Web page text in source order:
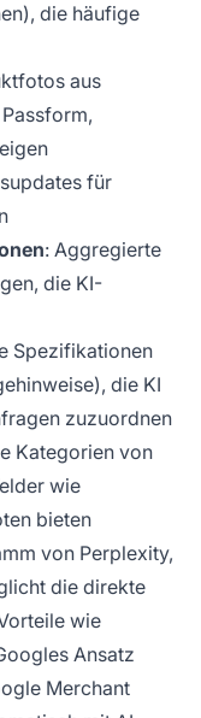
die häufige
aus
für
: Aggregierte
die KI-
Spezifikationen
die KI
zuzuordnen
Kategorien von
wie
bieten
von Perplexity,
die direkte
wie
Ansatz
Merchant